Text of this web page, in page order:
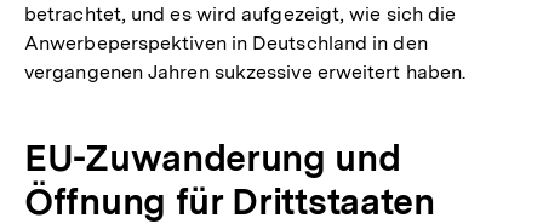
Fußnote
betrachtet, und es wird aufgezeigt, wie sich die
Anwerbeperspektiven in Deutschland in den
vergangenen Jahren sukzessive erweitert haben.
EU-Zuwanderung und
Öffnung für Drittstaaten